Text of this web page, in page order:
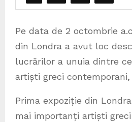
Pe data de 2 octombrie
din Londra a avut loc
lucrărilor a unuia dintre
artiști greci contemporani,
Prima expoziție din
mai importanți artiști